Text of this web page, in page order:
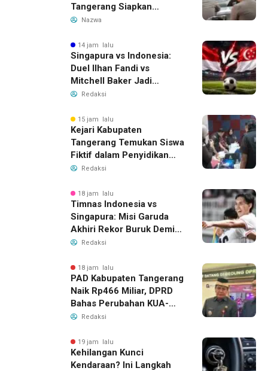
Tangerang Siapkan
Langkah Antisipasi Krisis
Nazwa
14 jam lalu
Singapura vs Indonesia:
Duel Ilhan Fandi vs
Mitchell Baker Jadi
Sorotan di Piala AFF 2026
Redaksi
15 jam lalu
Kejari Kabupaten
Tangerang Temukan Siswa
Fiktif dalam Penyidikan
Dana BOP PKBM
Redaksi
18 jam lalu
Timnas Indonesia vs
Singapura: Misi Garuda
Akhiri Rekor Buruk Demi
Tiket Semifinal Piala AFF
Redaksi
18 jam lalu
PAD Kabupaten Tangerang
Naik Rp466 Miliar, DPRD
Bahas Perubahan KUA-
PPAS 2026
Redaksi
19 jam lalu
Kehilangan Kunci
Kendaraan? Ini Langkah